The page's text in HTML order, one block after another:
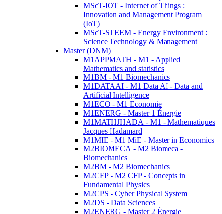
MScT-IOT - Internet of Things :
Innovation and Management Program
(IoT)
MScT-STEEM - Energy Environment :
Science Technology & Management
Master (DNM)
M1APPMATH - M1 - Applied
Mathematics and statistics
M1BM - M1 Biomechanics
M1DATAAI - M1 Data AI - Data and
Artificial Intelligence
M1ECO - M1 Economie
M1ENERG - Master 1 Énergie
M1MATHJHADA - M1 - Mathematiques
Jacques Hadamard
M1MIE - M1 MiE - Master in Economics
M2BIOMECA - M2 Biomeca -
Biomechanics
M2BM - M2 Biomechanics
M2CFP - M2 CFP - Concepts in
Fundamental Physics
M2CPS - Cyber Physical System
M2DS - Data Sciences
M2ENERG - Master 2 Énergie